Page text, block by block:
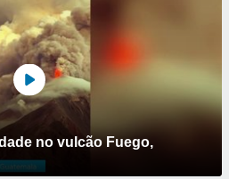
no vulcão Fuego,